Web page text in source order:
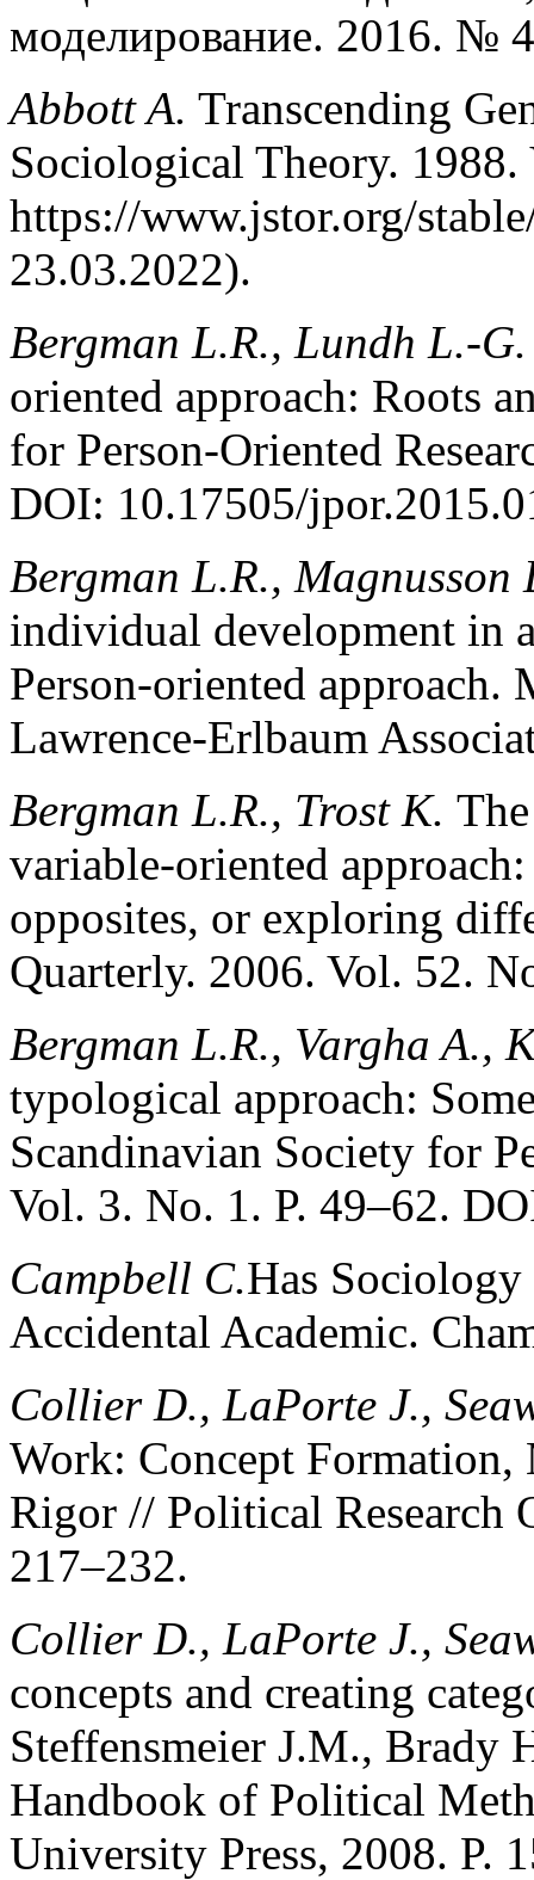
моделирование. 2016. №
Abbott A. Transcending
Sociological Theory.
https://www.jstor.org/
23.03.2022).
Bergman L.R., Lundh L.-
oriented approach: Roots
for Person-Oriented
DOI: 10.17505/
Bergman L.R.,
individual development in
Person-oriented approach.
Lawrence-Erlbaum
Bergman L.R., Trost K.
variable-oriented
opposites, or exploring
Quarterly. 2006. Vol. 52.
Bergman L.R., Vargha A.,
typological approach:
Scandinavian Society for
Vol. 3. No. 1. P. 49–62.
Campbell C.Has Sociology
Accidental Academic.
Collier D., LaPorte J.,
Work: Concept Formation,
Rigor // Political Research
217–232.
Collier D., LaPorte J.,
concepts and creating
Steffensmeier J.M., Brady
Handbook of Political
University Press, 2008. P.